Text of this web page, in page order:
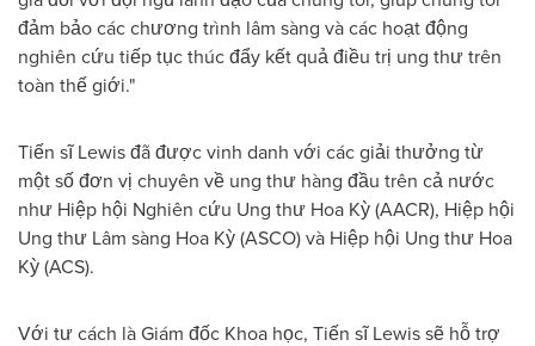
đảm bảo các chương trình lâm sàng và các hoạt động
nghiên cứu tiếp tục thúc đẩy kết quả điều trị ung thư trên
toàn thế giới."
Tiến sĩ Lewis đã được vinh danh với các giải thưởng từ
một số đơn vị chuyên về ung thư hàng đầu trên cả nước
như Hiệp hội Nghiên cứu Ung thư Hoa Kỳ (AACR), Hiệp hội
Ung thư Lâm sàng Hoa Kỳ (ASCO) và Hiệp hội Ung thư Hoa
Kỳ (ACS).
Với tư cách là Giám đốc Khoa học, Tiến sĩ Lewis sẽ hỗ trợ